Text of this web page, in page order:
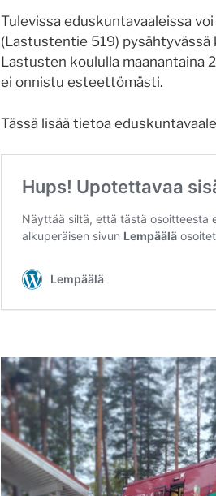
Tulevissa eduskuntavaaleissa
(Lastustentie 519)
Lastusten koululla maanantaina
ei onnistu esteettömästi.
Tässä lisää tietoa